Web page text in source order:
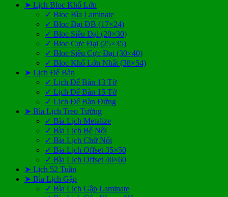
➤ Lịch Bloc Khổ Lớn
✓ Bloc Bìa Laminate
✓ Bloc Đại ĐB (17×24)
✓ Bloc Siêu Đại (20×30)
✓ Bloc Cực Đại (25×35)
✓ Bloc Siêu Cực Đại (30×40)
✓ Bloc Khổ Lớn Nhất (38×54)
➤ Lịch Để Bàn
✓ Lịch Để Bàn 13 Tờ
✓ Lịch Để Bàn 15 Tờ
✓ Lịch Để Bàn Đứng
➤ Bìa Lịch Treo Tường
✓ Bìa Lịch Metalize
✓ Bìa Lịch Bế Nổi
✓ Bìa Lịch Chữ Nổi
✓ Bìa Lịch Offset 35×50
✓ Bìa Lịch Offset 40×60
➤ Lịch 52 Tuần
➤ Bìa Lịch Gập
✓ Bìa Lịch Gập Laminate